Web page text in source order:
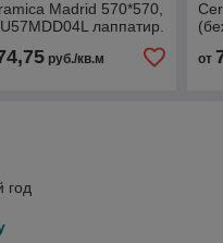
Madrid 570*570,
лаппатир.
руб./кв.м от
год